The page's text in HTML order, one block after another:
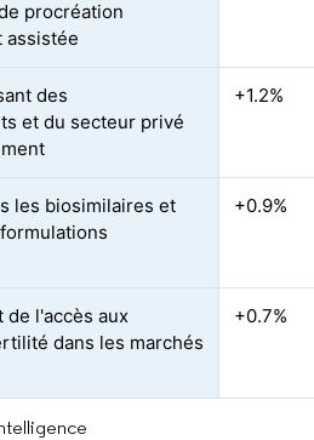
procréation
assistée
des
et du secteur privé
+1.2%
les biosimilaires et
+0.9%
de l'accès aux
dans les marchés
+0.7%